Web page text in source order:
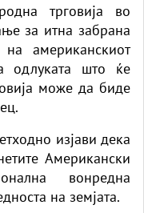
трговија во
за итна забрана
американскиот
одлуката што ќе
може да биде
изјави дека
Американски
вонредна
на земјата.